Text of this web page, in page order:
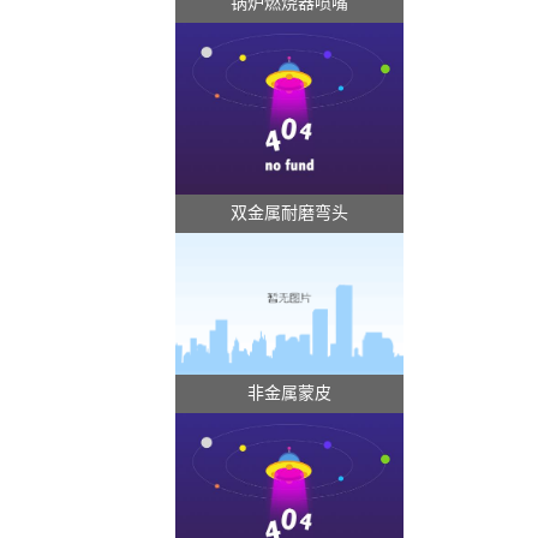
双金属耐磨弯头
非金属蒙皮